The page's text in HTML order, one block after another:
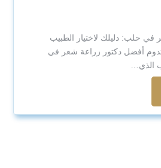
حلب: دليلك لاختيار الطبيب
تدوم أفضل دكتور زراعة شعر في
الذي…